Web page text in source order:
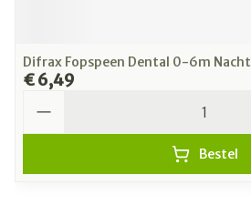
Difrax Fopspeen Dental 0-6m Nacht
€ 6,49
Bestel